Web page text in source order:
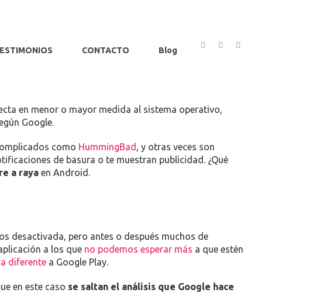
CONTACTO Blog
en menor o mayor medida al sistema operativo,
Google.
como HummingBad , y otras veces son
de basura o te muestran publicidad. ¿Qué
a raya en Android.
desactivada, pero antes o después muchos de
a los que no podemos esperar más a que estén
diferente a Google Play.
en este caso se saltan el análisis que Google hace